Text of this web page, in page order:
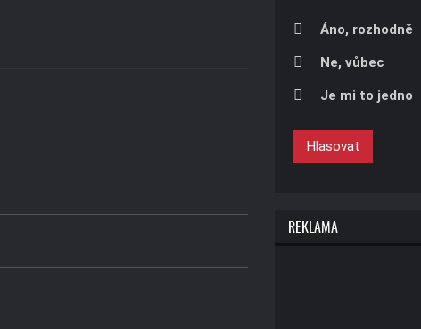
Áno, rozhodně
Ne, vůbec
Je mi to jedno
Hlasovat
REKLAMA